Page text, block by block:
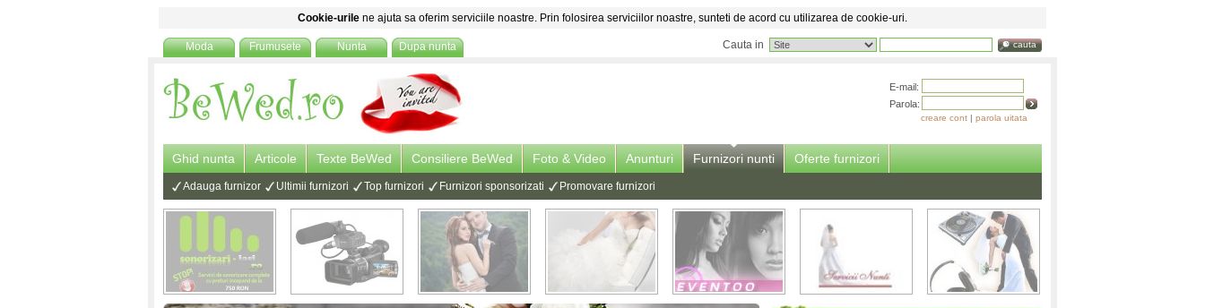
Cookie-urile ne ajuta sa oferim serviciile noastre. Prin folosirea serviciilor noastre, sunteti de acord cu utilizarea de cookie-uri.
Moda Frumusete Nunta Dupa nunta Cauta in cauta
E-mail:
Parola:
creare cont | parola uitata
Ghid nunta Articole Texte BeWed Consiliere BeWed Foto & Video Anunturi Furnizori nunti Oferte furnizori
Adauga furnizor Ultimii furnizori Top furnizori Furnizori sponsorizati Promovare furnizori